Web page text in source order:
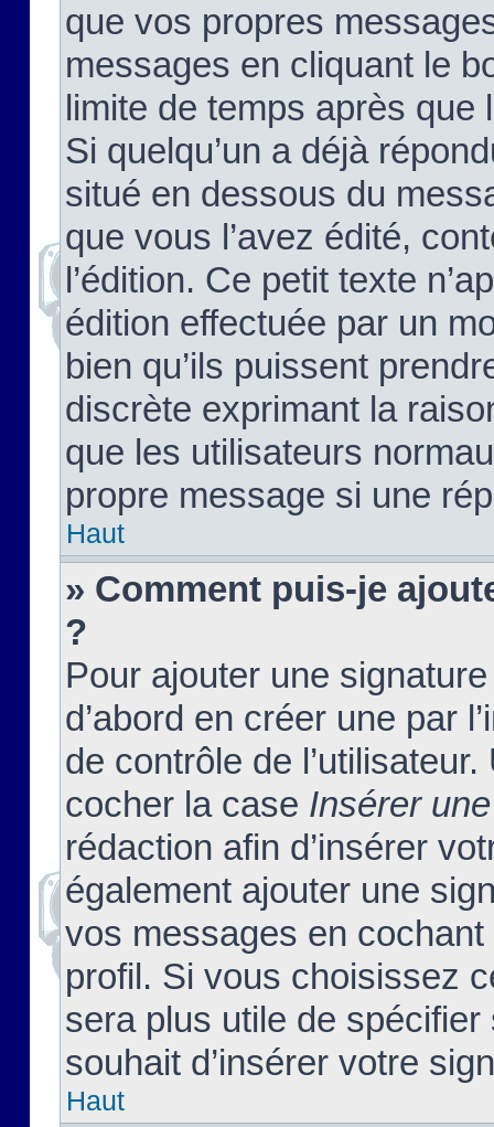
que vos propres
messages en cliquant le
limite de temps après que
Si quelqu’un a déjà
situé en dessous du
que vous l’avez édité,
l’édition. Ce petit texte
édition effectuée par un
bien qu’ils puissent
discrète exprimant la
que les utilisateurs
propre message si une
Haut
» Comment puis-je
?
Pour ajouter une
d’abord en créer une par
de contrôle de
cocher la case Insérer
rédaction afin d’insérer
également ajouter une
vos messages en
profil. Si vous choisissez
sera plus utile de
souhait d’insérer votre
Haut